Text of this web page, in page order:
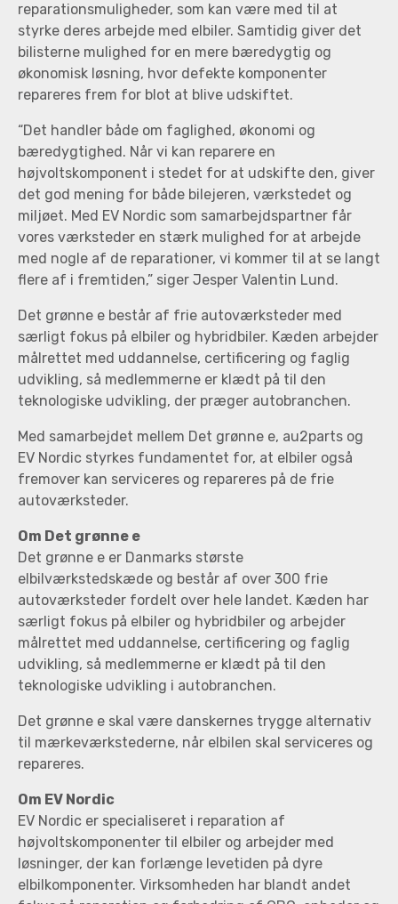
reparationsmuligheder, som kan være med til at
styrke deres arbejde med elbiler. Samtidig giver det
bilisterne mulighed for en mere bæredygtig og
økonomisk løsning, hvor defekte komponenter
repareres frem for blot at blive udskiftet.
“Det handler både om faglighed, økonomi og
bæredygtighed. Når vi kan reparere en
højvoltskomponent i stedet for at udskifte den, giver
det god mening for både bilejeren, værkstedet og
miljøet. Med EV Nordic som samarbejdspartner får
vores værksteder en stærk mulighed for at arbejde
med nogle af de reparationer, vi kommer til at se langt
flere af i fremtiden,” siger Jesper Valentin Lund.
Det grønne e består af frie autoværksteder med
særligt fokus på elbiler og hybridbiler. Kæden arbejder
målrettet med uddannelse, certificering og faglig
udvikling, så medlemmerne er klædt på til den
teknologiske udvikling, der præger autobranchen.
Med samarbejdet mellem Det grønne e, au2parts og
EV Nordic styrkes fundamentet for, at elbiler også
fremover kan serviceres og repareres på de frie
autoværksteder.
Om Det grønne e
Det grønne e er Danmarks største
elbilværkstedskæde og består af over 300 frie
autoværksteder fordelt over hele landet. Kæden har
særligt fokus på elbiler og hybridbiler og arbejder
målrettet med uddannelse, certificering og faglig
udvikling, så medlemmerne er klædt på til den
teknologiske udvikling i autobranchen.
Det grønne e skal være danskernes trygge alternativ
til mærkeværkstederne, når elbilen skal serviceres og
repareres.
Om EV Nordic
EV Nordic er specialiseret i reparation af
højvoltskomponenter til elbiler og arbejder med
løsninger, der kan forlænge levetiden på dyre
elbilkomponenter. Virksomheden har blandt andet